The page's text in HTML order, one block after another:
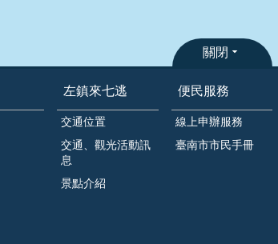
關閉
左鎮來七逃
交通位置
交通、觀光活動訊
息
景點介紹
便民服務
線上申辦服務
臺南市市民手冊